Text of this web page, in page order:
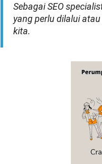
Sebagai SEO
yang perlu dilalui
kita.